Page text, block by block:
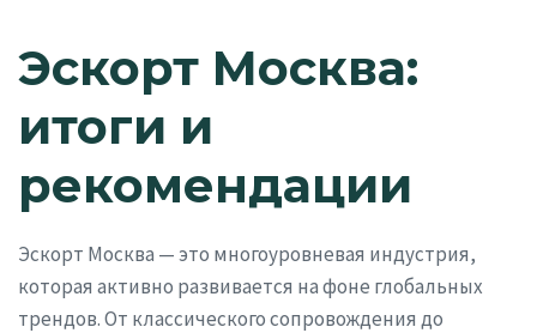
Эскорт Москва:
итоги и
рекомендации
Эскорт Москва — это многоуровневая индустрия,
которая активно развивается на фоне глобальных
трендов. От классического сопровождения до